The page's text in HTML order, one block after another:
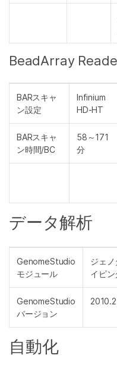
BeadArray
BARスキャ
ン設定
Infinium
HD-HT
BARスキャ
ン時間/BC
58～171
分
データ解析
GenomeStudio
モジュール
ジェノ
イピン
GenomeStudio
バージョン
2010.2
自動化